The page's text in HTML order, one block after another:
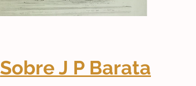
Sobre J P Barata